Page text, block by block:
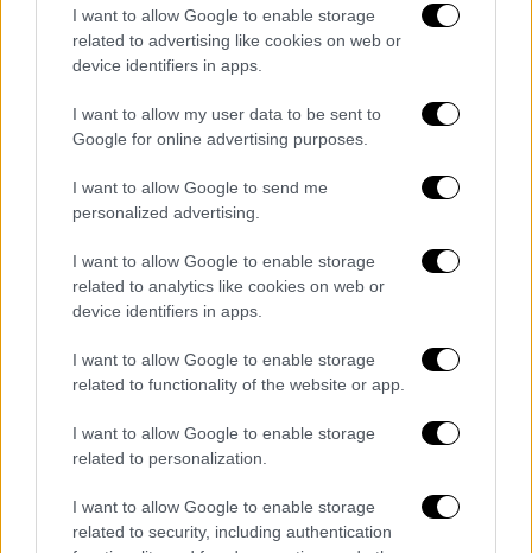
I want to allow Google to enable storage
related to advertising like cookies on web or
device identifiers in apps.
I want to allow my user data to be sent to
Google for online advertising purposes.
I want to allow Google to send me
personalized advertising.
I want to allow Google to enable storage
related to analytics like cookies on web or
device identifiers in apps.
I want to allow Google to enable storage
related to functionality of the website or app.
I want to allow Google to enable storage
related to personalization.
I want to allow Google to enable storage
related to security, including authentication
«Μέσω του νέου περιβάλλοντος,
επιδιώκεται η πιο άμεση και εύχρηστη
πρόσβαση των πολιτών στις διαθέσιμες
πληροφορίες του Φακέλου Ασφάλισης
Υγείας, με βελτιωμένη εμπειρία πλοήγησης,
ενισχυμένη λειτουργικότητα και μεγαλύτερη
ασφάλεια στη χρήση της υπηρεσίας»
Η πρόσβαση
η πρόσβαση στη νέα εφαρμογή
πραγματοποιείται πλέον αποκλειστικά μόνο
μέσω χρήσης ασφαλούς πιστοποίησης της
Γ.Γ.Π.Σ (κωδικοίtaxisnet
προσωπικών κωδικών του κάθε χρήστη.
τον τρόπο αυτό καταργείται η ανάγκη